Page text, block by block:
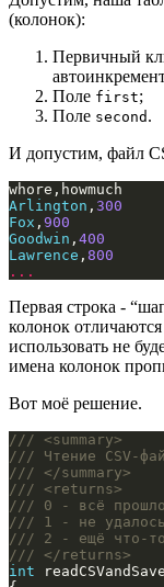
(колонок):
Первичный
Поле first;
Поле second .
И допустим, файл
Arlington , 300
Fox , 900
Goodwin , 400
Lawrence , 800
...
Первая строка -
колонок
использовать не
имена колонок
Вот моё решение.
/// <summary>
/// Чтение CSV-
/// </summary>
/// <returns>
/// 0 - всё прошло
/// 1 - не удалось
/// 2 - ещё что-то
/// </returns>
int